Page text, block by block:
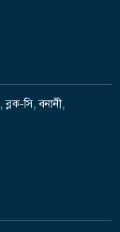
সি, বনানী,